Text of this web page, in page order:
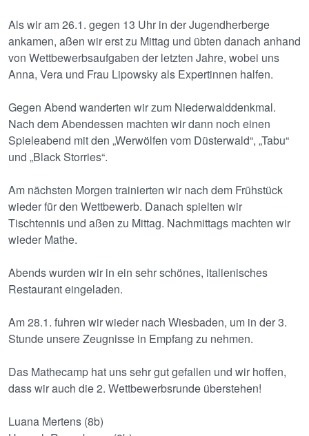
Als wir am 26.1. gegen 13 Uhr in der Jugendherberge
ankamen, aßen wir erst zu Mittag und übten danach anhand
von Wettbewerbsaufgaben der letzten Jahre, wobei uns
Anna, Vera und Frau Lipowsky als Expertinnen halfen.
Gegen Abend wanderten wir zum Niederwalddenkmal.
Nach dem Abendessen machten wir dann noch einen
Spieleabend mit den „Werwölfen vom Düsterwald“, „Tabu“
und „Black Storries“.
Am nächsten Morgen trainierten wir nach dem Frühstück
wieder für den Wettbewerb. Danach spielten wir
Tischtennis und aßen zu Mittag. Nachmittags machten wir
wieder Mathe.
Abends wurden wir in ein sehr schönes, italienisches
Restaurant eingeladen.
Am 28.1. fuhren wir wieder nach Wiesbaden, um in der 3.
Stunde unsere Zeugnisse in Empfang zu nehmen.
Das Mathecamp hat uns sehr gut gefallen und wir hoffen,
dass wir auch die 2. Wettbewerbsrunde überstehen!
Luana Mertens (8b)